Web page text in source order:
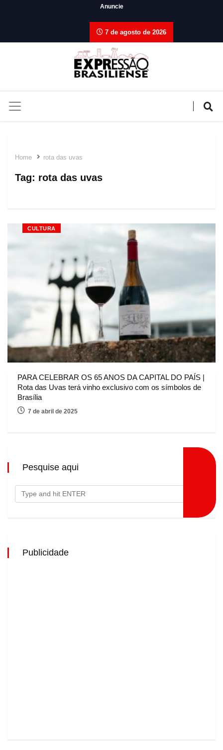
Anuncie
7 de agosto de 2026
Home rota das uvas
Tag: rota das uvas
CULTURA
PARA CELEBRAR OS 65 ANOS DA CAPITAL DO PAÍS |
Rota das Uvas terá vinho exclusivo com os símbolos de
Brasília
7 de abril de 2025
Pesquise aqui
Publicidade